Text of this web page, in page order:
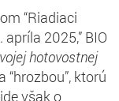
“Riadiaci
2025,” BIO
hotovostnej
ktorú
však o